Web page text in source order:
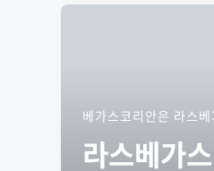
베가스코리안은 라스
라스베가